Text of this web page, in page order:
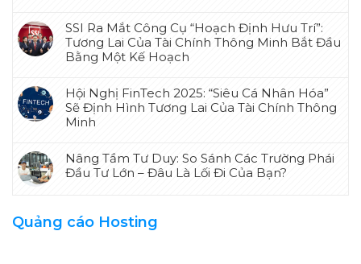
SSI Ra Mắt Công Cụ “Hoạch Định Hưu Trí”:
Tương Lai Của Tài Chính Thông Minh Bắt Đầu
Bằng Một Kế Hoạch
Hội Nghị FinTech 2025: “Siêu Cá Nhân Hóa”
Sẽ Định Hình Tương Lai Của Tài Chính Thông
Minh
Nâng Tầm Tư Duy: So Sánh Các Trường Phái
Đầu Tư Lớn – Đâu Là Lối Đi Của Bạn?
Quảng cáo Hosting